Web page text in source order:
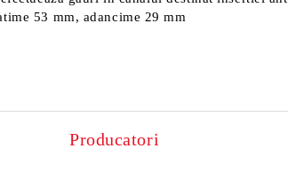
53 mm, adancime 29 mm
Producatori